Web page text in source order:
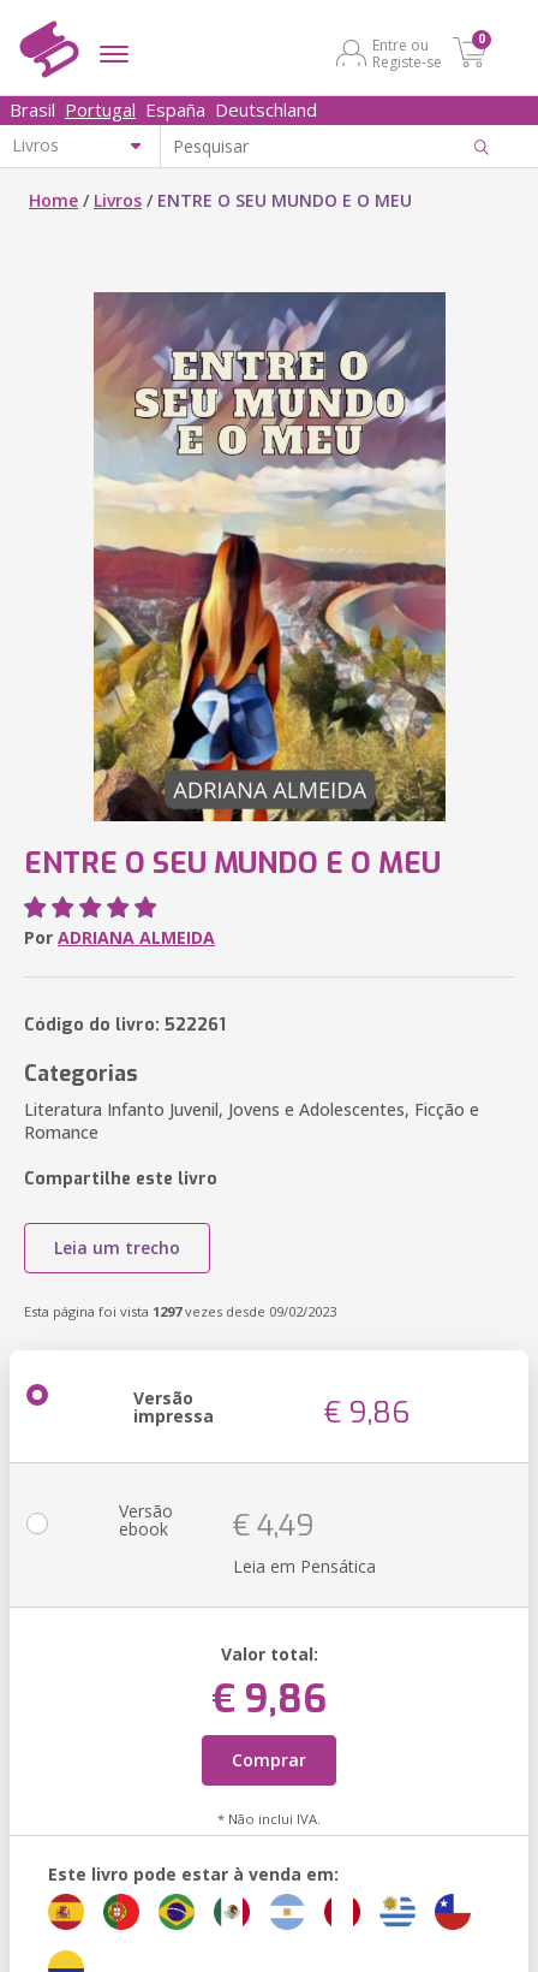
Entre ou
Registe-se
0
Brasil Portugal España Deutschland
Home / Livros / ENTRE O SEU MUNDO E O MEU
ENTRE O SEU MUNDO E O MEU
Por ADRIANA ALMEIDA
Código do livro: 522261
Categorias
Literatura Infanto Juvenil, Jovens e Adolescentes, Ficção e
Romance
Compartilhe este livro
Leia um trecho
Esta página foi vista 1297vezes desde 09/02/2023
Versão
impressa € 9,86
Versão
ebook € 4,49
Leia em Pensática
Valor total:
€ 9,86
Comprar
* Não inclui IVA.
Este livro pode estar à venda em: